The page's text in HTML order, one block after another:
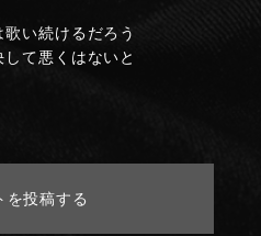
い続けるだろう
て悪くはないと
を投稿する